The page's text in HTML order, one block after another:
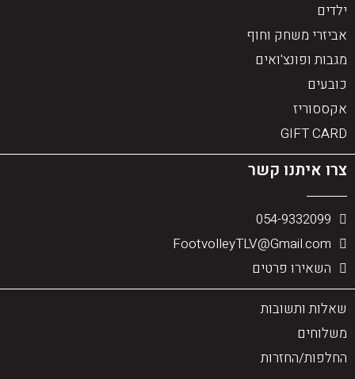
ילדים
אביזרי משחק וחוף
מגבות ופונצ'ואים
כובעים
אקססוריז
GIFT CARD
צרו איתנו קשר
054-9332099
FootvolleyTLV@Gmail.com
השאירו פרטים
שאלות ותשובות
משלוחים
החלפות/החזרות